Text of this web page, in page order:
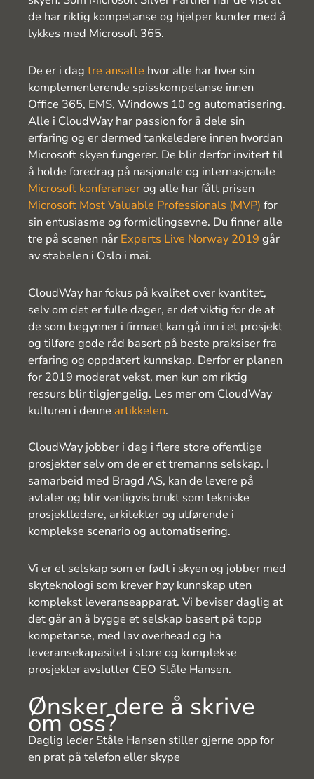
de har riktig kompetanse og hjelper kunder med å
lykkes med Microsoft 365.
De er i dag tre ansatte hvor alle har hver sin
komplementerende spisskompetanse innen
Office 365, EMS, Windows 10 og automatisering.
Alle i CloudWay har passion for å dele sin
erfaring og er dermed tankeledere innen hvordan
Microsoft skyen fungerer. De blir derfor invitert til
å holde foredrag på nasjonale og internasjonale
Microsoft konferanserog alle har fått prisen
Microsoft Most Valuable Professionals (MVP) for
sin entusiasme og formidlingsevne. Du finner alle
tre på scenen når Experts Live Norway 2019 går
av stabelen i Oslo i mai.
CloudWay har fokus på kvalitet over kvantitet,
selv om det er fulle dager, er det viktig for de at
de som begynner i firmaet kan gå inn i et prosjekt
og tilføre gode råd basert på beste praksiser fra
erfaring og oppdatert kunnskap. Derfor er planen
for 2019 moderat vekst, men kun om riktig
ressurs blir tilgjengelig. Les mer om CloudWay
kulturen i denne artikkelen.
CloudWay jobber i dag i flere store offentlige
prosjekter selv om de er et tremanns selskap. I
samarbeid med Bragd AS, kan de levere på
avtaler og blir vanligvis brukt som tekniske
prosjektledere, arkitekter og utførende i
komplekse scenario og automatisering.
Vi er et selskap som er født i skyen og jobber med
skyteknologi som krever høy kunnskap uten
komplekst leveranseapparat. Vi beviser daglig at
det går an å bygge et selskap basert på topp
kompetanse, med lav overhead og ha
leveransekapasitet i store og komplekse
prosjekter avslutter CEO Ståle Hansen.
Ønsker dere å skrive
om oss?
Daglig leder Ståle Hansen stiller gjerne opp for
en prat på telefon eller skype